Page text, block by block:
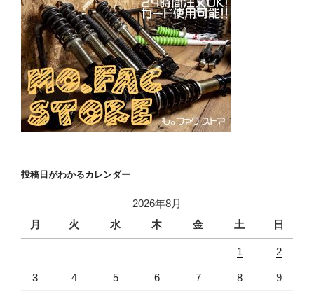
投稿日がわかるカレンダー
2026年8月
月
火 水 木 金 土 日
1 2
3 4 5 6 7 8 9